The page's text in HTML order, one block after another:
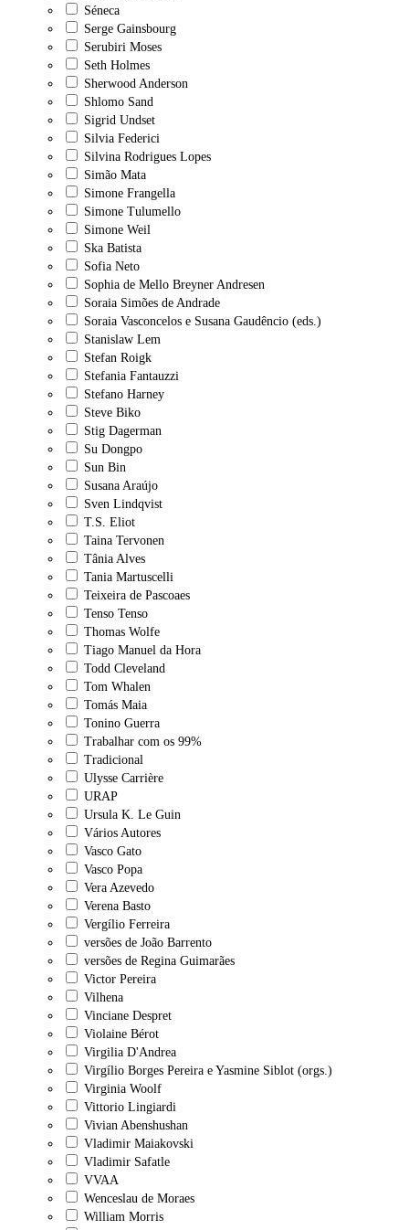
Séneca
Serge Gainsbourg
Serubiri Moses
Seth Holmes
Sherwood Anderson
Shlomo Sand
Sigrid Undset
Silvia Federici
Silvina Rodrigues Lopes
Simão Mata
Simone Frangella
Simone Tulumello
Simone Weil
Ska Batista
Sofia Neto
Sophia de Mello Breyner Andresen
Soraia Simões de Andrade
Soraia Vasconcelos e Susana Gaudêncio (eds.)
Stanislaw Lem
Stefan Roigk
Stefania Fantauzzi
Stefano Harney
Steve Biko
Stig Dagerman
Su Dongpo
Sun Bin
Susana Araújo
Sven Lindqvist
T.S. Eliot
Taina Tervonen
Tânia Alves
Tania Martuscelli
Teixeira de Pascoaes
Tenso Tenso
Thomas Wolfe
Tiago Manuel da Hora
Todd Cleveland
Tom Whalen
Tomás Maia
Tonino Guerra
Trabalhar com os 99%
Tradicional
Ulysse Carrière
URAP
Ursula K. Le Guin
Vários Autores
Vasco Gato
Vasco Popa
Vera Azevedo
Verena Basto
Vergílio Ferreira
versões de João Barrento
versões de Regina Guimarães
Victor Pereira
Vilhena
Vinciane Despret
Violaine Bérot
Virgilia D'Andrea
Virgílio Borges Pereira e Yasmine Siblot (orgs.)
Virginia Woolf
Vittorio Lingiardi
Vivian Abenshushan
Vladimir Maiakovski
Vladimir Safatle
VVAA
Wenceslau de Moraes
William Morris